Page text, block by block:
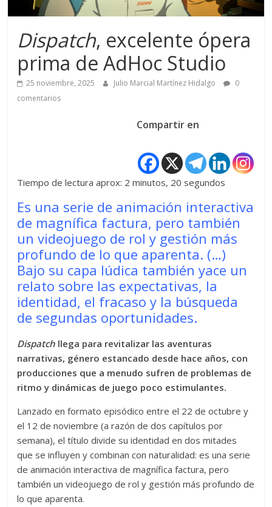
Dispatch, excelente ópera
prima de AdHoc Studio
25 noviembre, 2025 Julio Marcial Martínez Hidalgo
0
comentarios
Compartir en
Tiempo de lectura aprox: 2 minutos, 20 segundos
Es una serie de animación interactiva
de magnífica factura, pero también
un videojuego de rol y gestión más
profundo de lo que aparenta. (…)
Bajo su capa lúdica también yace un
relato sobre las expectativas, la
identidad, el fracaso y la búsqueda
de segundas oportunidades.
Dispatch llega para revitalizar las aventuras
narrativas, género estancado desde hace años, con
producciones que a menudo sufren de problemas de
ritmo y dinámicas de juego poco estimulantes.
Lanzado en formato episódico entre el 22 de octubre y
el 12 de noviembre (a razón de dos capítulos por
semana), el título divide su identidad en dos mitades
que se influyen y combinan con naturalidad: es una serie
de animación interactiva de magnífica factura, pero
también un videojuego de rol y gestión más profundo de
lo que aparenta.